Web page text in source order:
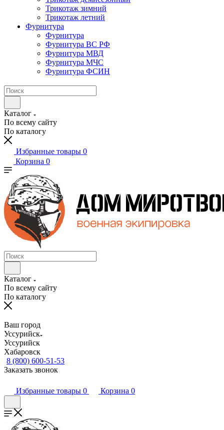
Трикотаж зимний
Трикотаж летний
Фурнитура
Фурнитура
Фурнитура ВС РФ
Фурнитура МВД
Фурнитура МЧС
Фурнитура ФСИН
Каталог
По всему сайту
По каталогу
Избранные товары 0
Корзина 0
Каталог
По всему сайту
По каталогу
Ваш город
Уссурийск
Уссурийск
Хабаровск
8 (800) 600-51-53
Заказать звонок
Избранные товары 0 Корзина 0